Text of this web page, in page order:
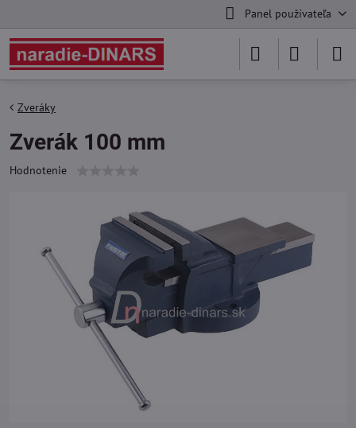
Panel používateľa
Zveráky
Zverák 100 mm
Hodnotenie